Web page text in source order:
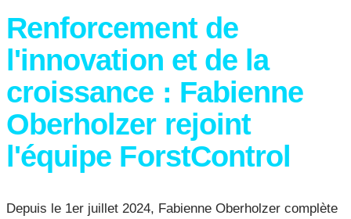
Renforcement de
l'innovation et de la
croissance : Fabienne
Oberholzer rejoint
l'équipe ForstControl
Depuis le 1er juillet 2024, Fabienne Oberholzer complète